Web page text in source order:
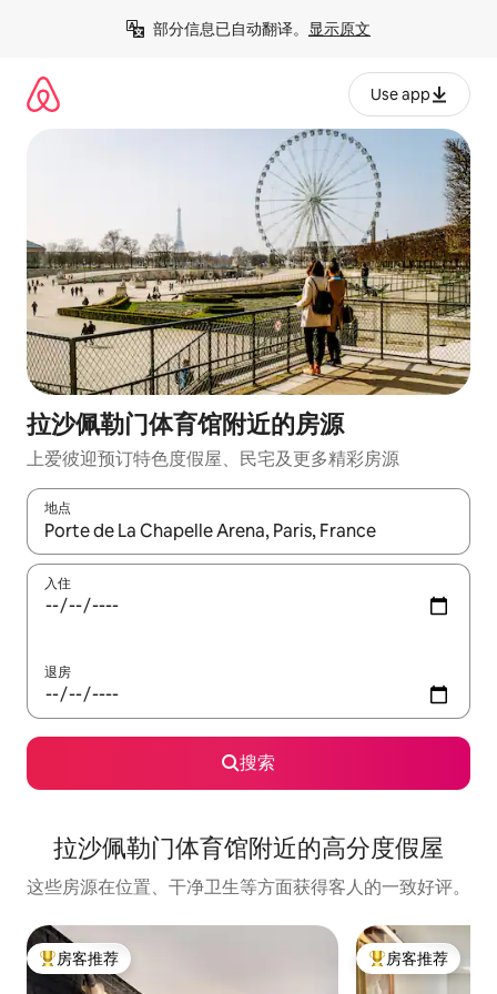
部分信息已自动翻译。 显示原文
Use app
拉沙佩勒门体育馆附近的房源
上爱彼迎预订特色度假屋、民宅及更多精彩房源
地点
如有搜索结果，请使用上下方向键查看，或通过点击或滑动手势
入住
退房
搜索
拉沙佩勒门体育馆附近的高分度假屋
这些房源在位置、干净卫生等方面获得客人的一致好评。
热门「房客推荐」
房客推荐 热门「房客推荐」
房客推荐